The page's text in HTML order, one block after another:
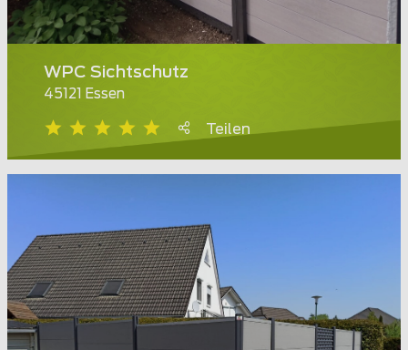
WPC Sichtschutz
45121 Essen
Teilen